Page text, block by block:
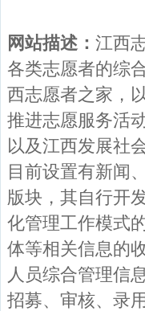
网站描述： 江西
各类志愿者的综
西志愿者之家，
推进志愿服务活
以及江西发展社
目前设置有新闻
版块，其自行开
化管理工作模式
体等相关信息的
人员综合管理信
招募、审核、录